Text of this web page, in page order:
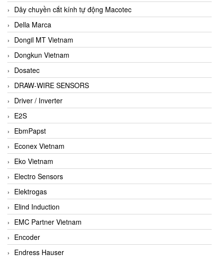
Dây chuyền cắt kính tự động Macotec
Della Marca
Dongil MT Vietnam
Dongkun Vietnam
Dosatec
DRAW-WIRE SENSORS
Driver / Inverter
E2S
EbmPapst
Econex Vietnam
Eko Vietnam
Electro Sensors
Elektrogas
Elind Induction
EMC Partner Vietnam
Encoder
Endress Hauser